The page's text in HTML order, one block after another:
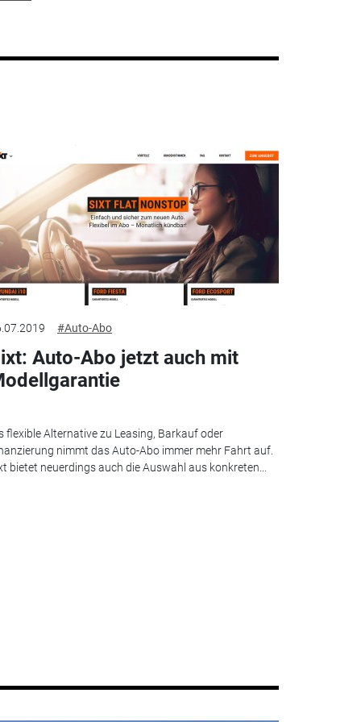
#Auto-Abo
Auto-Abo jetzt auch mit
flexible Alternative zu Leasing, Barkauf oder
nimmt das Auto-Abo immer mehr Fahrt auf.
bietet neuerdings auch die Auswahl aus konkreten...